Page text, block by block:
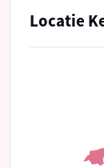
Locatie